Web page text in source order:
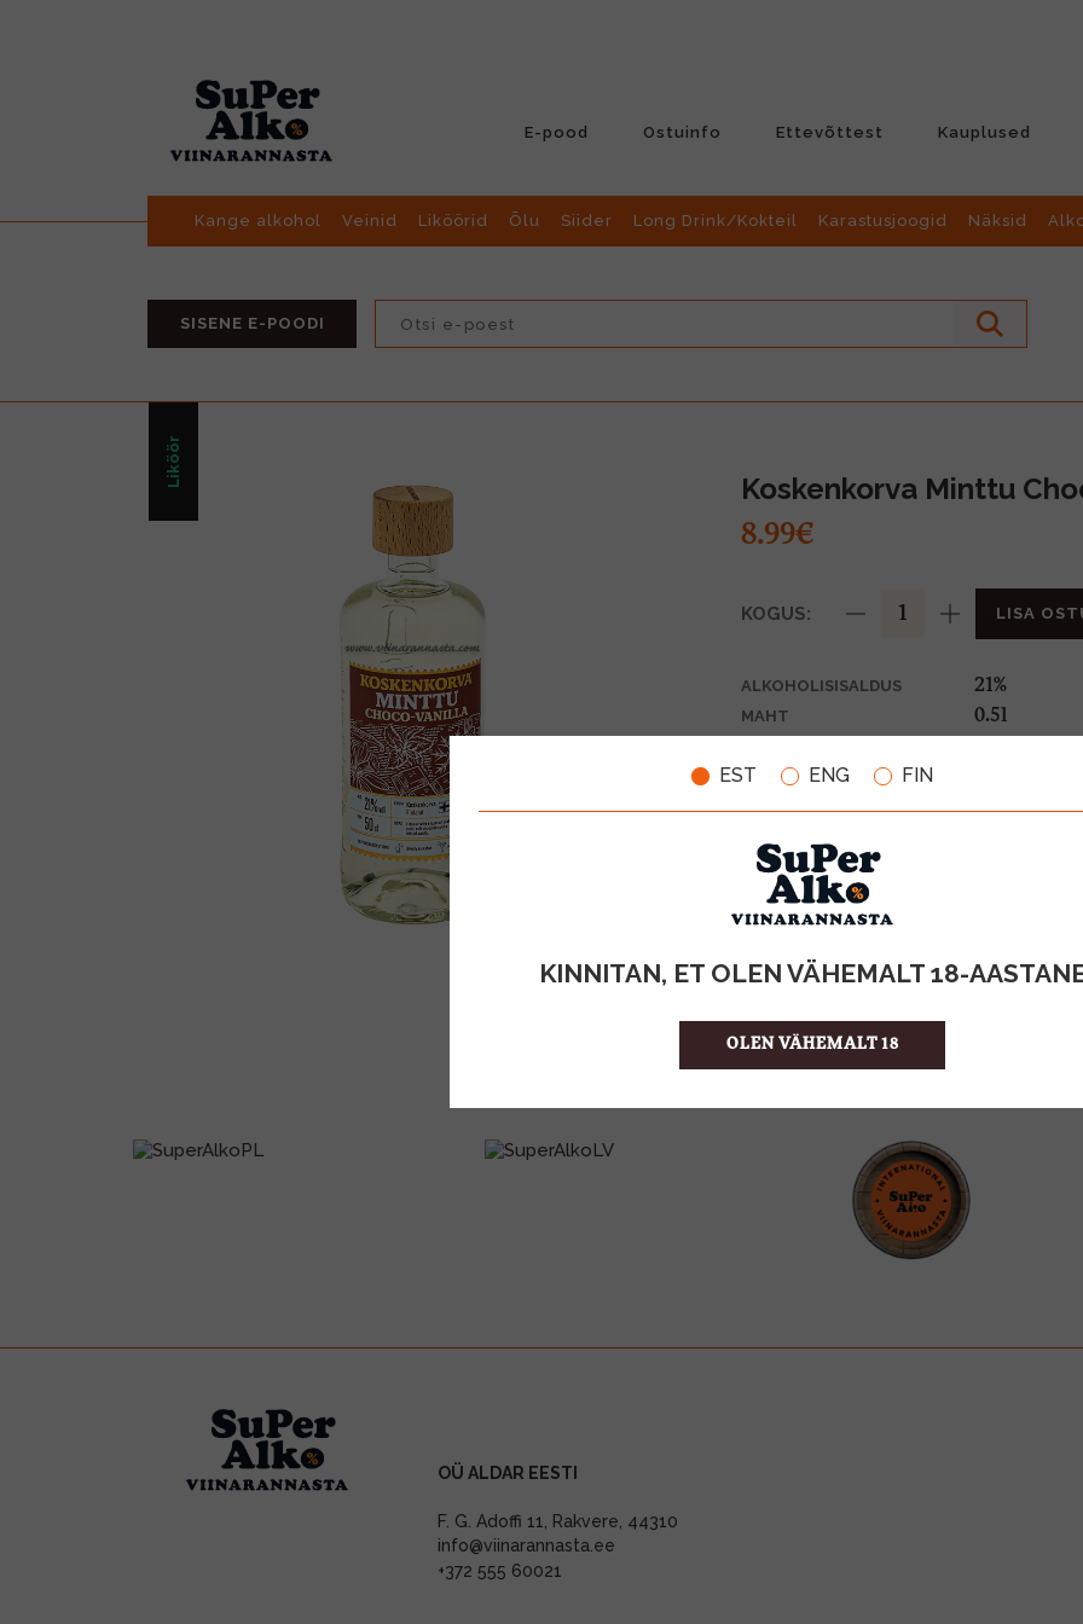
EST ENG FIN
KINNITAN, ET OLEN VÄHEMALT 18-
OLEN VÄHEMALT 18
E-pood Ostuinfo Ettevõttest Kauplused
Kange alkohol Veinid Liköörid Õlu Siider Long Drink/Kokteil Karastusjoogid Näksid
SISENE E-POODI
Liköör
Koskenkorva Minttu
8.99€
KOGUS: LISA
ALKOHOLISISALDUS 21%
MAHT 0.5l
TOOTE LIIK
ÜHIKU HIND
KOGUS KASTIS
OÜ ALDAR EESTI
F. G. Adoffi 11, Rakvere, 44310
info@viinarannasta.ee
+372 555 60021